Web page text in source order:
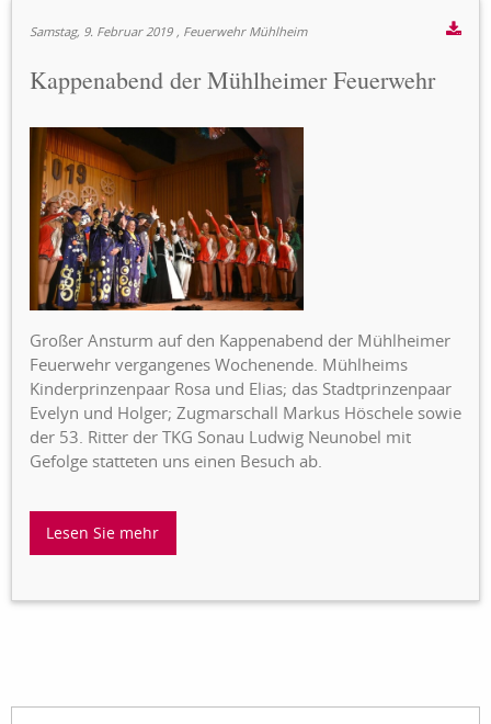
Samstag, 9. Februar 2019 , Feuerwehr Mühlheim
Kappenabend der Mühlheimer Feuerwehr
Großer Ansturm auf den Kappenabend der Mühlheimer
Feuerwehr vergangenes Wochenende. Mühlheims
Kinderprinzenpaar Rosa und Elias; das Stadtprinzenpaar
Evelyn und Holger; Zugmarschall Markus Höschele sowie
der 53. Ritter der TKG Sonau Ludwig Neunobel mit
Gefolge statteten uns einen Besuch ab.
Lesen Sie mehr